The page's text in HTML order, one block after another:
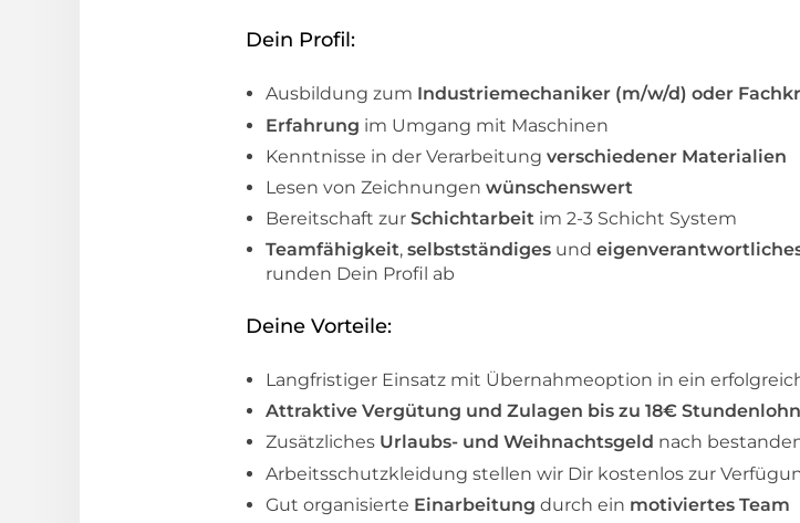
Dein Profil:
Ausbildung zum Industriemechaniker (m/w/d) oder
Erfahrung im Umgang mit Maschinen
Kenntnisse in der Verarbeitung verschiedener Materialien
Lesen von Zeichnungen wünschenswert
Bereitschaft zur Schichtarbeit im 2-3 Schicht System
Teamfähigkeit, selbstständiges und
runden Dein Profil ab
Deine Vorteile:
Langfristiger Einsatz mit Übernahmeoption in ein
Attraktive Vergütung und Zulagen bis zu 18€ Stundenlohn
Zusätzliches Urlaubs- und Weihnachtsgeld nach
Arbeitsschutzkleidung stellen wir Dir kostenlos zur
Gut organisierte Einarbeitung durch ein motiviertes Team